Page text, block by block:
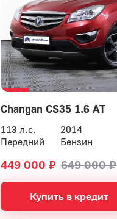
Changan CS35 1.6 AT
113 л.с. 2014
Передний
Бензин
449 000 ₽ 649 000 ₽
Купить в кредит